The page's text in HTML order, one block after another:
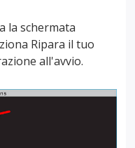
la schermata
Ripara il tuo
all'avvio.